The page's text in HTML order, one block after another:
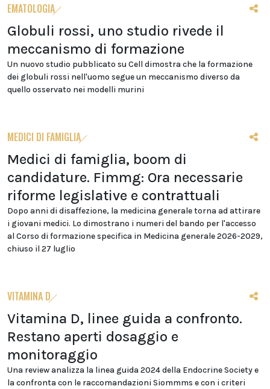
EMATOLOGIA
Globuli rossi, uno studio rivede il
meccanismo di formazione
Un nuovo studio pubblicato su Cell dimostra che la formazione
dei globuli rossi nell'uomo segue un meccanismo diverso da
quello osservato nei modelli murini
MEDICI DI FAMIGLIA
Medici di famiglia, boom di
candidature. Fimmg: Ora necessarie
riforme legislative e contrattuali
Dopo anni di disaffezione, la medicina generale torna ad attirare
i giovani medici. Lo dimostrano i numeri del bando per l'accesso
al Corso di formazione specifica in Medicina generale 2026-2029,
chiuso il 27 luglio
VITAMINA D
Vitamina D, linee guida a confronto.
Restano aperti dosaggio e
monitoraggio
Una review analizza la linea guida 2024 della Endocrine Society e
la confronta con le raccomandazioni Siommms e con i criteri